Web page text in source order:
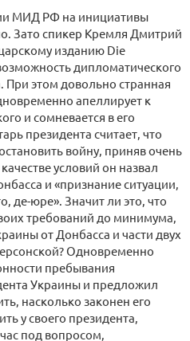
МИД РФ на инициативы
Зато спикер Кремля Дмитрий
изданию Die
дипломатического
При этом довольно странная
апеллирует к
и сомневается в его
президента считает, что
войну, приняв очень
условий он назвал
и «признание ситуации,
де-юре». Значит ли это, что
требований до минимума,
от Донбасса и части двух
Одновременно
пребывания
Украины и предложил
насколько законен его
у своего президента,
под вопросом,